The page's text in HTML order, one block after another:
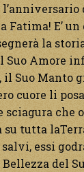
Fatima! E’
la
Suo Amore
il Suo Manto
cuore li
sciagura che
su tutta
salvi, essi
del